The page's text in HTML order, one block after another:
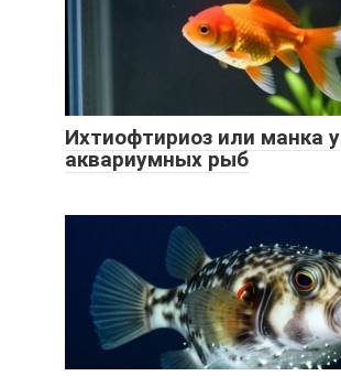
Ихтиофтириоз или манка у
аквариумных рыб